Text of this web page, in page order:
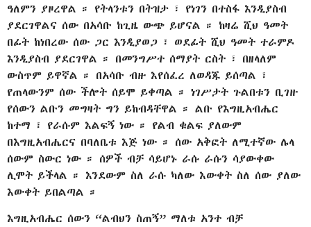
ዓለምን ያዞረዋል ። የትላንቱን በትዝታ ፣ የነገን በተስፋ እንዲያስብ
ያደርገዋልና ሰው በአሳቡ ከጊዜ ውጭ ይሆናል ። ከዛሬ ሺህ ዓመት
በፊት ከነበረው ሰው ጋር እንዲያወጋ ፣ ወደፊት ሺህ ዓመት ተራምዶ
እንዲያስብ ያደርገዋል ። በመንግሥተ ሰማያት ርስት ፣ በዘላለም
ውስጥም ይዋኛል ። በአሳቡ ብዙ እየሰፈረ ለወዳጁ ይሰጣል ፣
የጠላውንም ሰው ችሎት ሰይሞ ይቀጣል ። ነገሥታት ጉልበቱን ቢገዙ
የሰውን ልቡን መግዛት ግን ይከብዳቸዋል ። ልቡ የእግዚአብሔር
ከተማ ፣ የራሱም እልፍኝ ነው ። የልብ ቁልፍ ያለውም
በእግዚአብሔርና በባለቤቱ እጅ ነው ። ሰው አቅፎት ለሚተኛው ሌላ
ሰውም ስውር ነው ። ሰዎች ብቻ ሳይሆኑ ራሱ ራሱን ሳያውቀው
ሊሞት ይችላል ። እንደውም ስለ ራሱ ካለው እውቀት ስለ ሰው ያለው
እውቀት ይበልጣል ።
እግዚአብሔር ሰውን “ልብህን ስጠኝ” ማለቱ አንተ ብቻ